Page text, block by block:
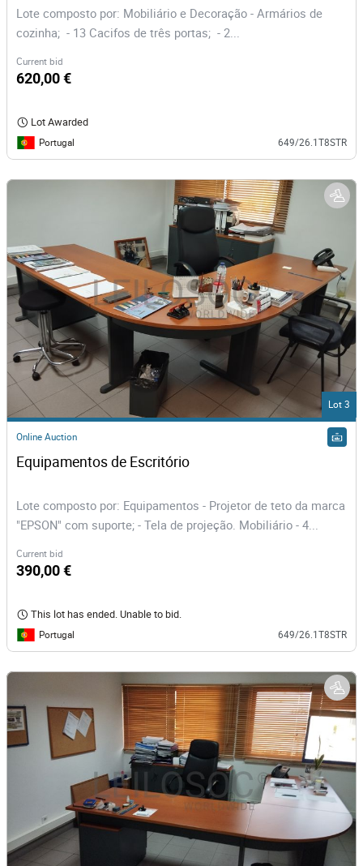
Lote composto por: Mobiliário e Decoração - Armários de
cozinha; - 13 Cacifos de três portas; - 2...
Current bid
620,00 €
Lot Awarded
Portugal 649/26.1T8STR
Lot 3
Online Auction
Equipamentos de Escritório
Lote composto por: Equipamentos - Projetor de teto da marca
"EPSON" com suporte; - Tela de projeção. Mobiliário - 4...
Current bid
390,00 €
This lot has ended. Unable to bid.
Portugal 649/26.1T8STR